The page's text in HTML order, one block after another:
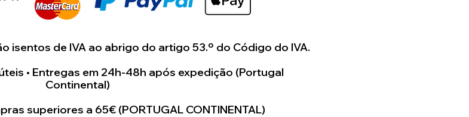
enviada uma maquete em formato digital,
Estamos dispostos a colaborar consigo
único e especial para si.
isentos de IVA ao abrigo do artigo 53.º do Código do IVA.
• Entregas em 24h-48h após expedição (Portugal
Continental)
superiores a 65€ (PORTUGAL CONTINENTAL)